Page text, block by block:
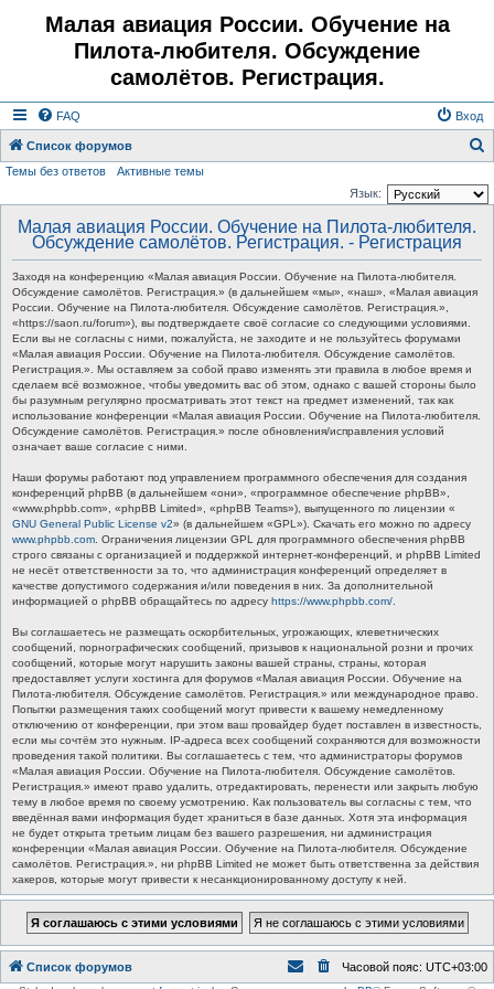
Малая авиация России. Обучение на
Пилота-любителя. Обсуждение
самолётов. Регистрация.
FAQ Вход
Список форумов
Темы без ответов
Активные темы
Язык:
Малая авиация России. Обучение на Пилота-любителя.
Обсуждение самолётов. Регистрация. - Регистрация
Заходя на конференцию «Малая авиация России. Обучение на Пилота-любителя.
Обсуждение самолётов. Регистрация.» (в дальнейшем «мы», «наш», «Малая авиация
России. Обучение на Пилота-любителя. Обсуждение самолётов. Регистрация.»,
«https://saon.ru/forum»), вы подтверждаете своё согласие со следующими условиями.
Если вы не согласны с ними, пожалуйста, не заходите и не пользуйтесь форумами
«Малая авиация России. Обучение на Пилота-любителя. Обсуждение самолётов.
Регистрация.». Мы оставляем за собой право изменять эти правила в любое время и
сделаем всё возможное, чтобы уведомить вас об этом, однако с вашей стороны было
бы разумным регулярно просматривать этот текст на предмет изменений, так как
использование конференции «Малая авиация России. Обучение на Пилота-любителя.
Обсуждение самолётов. Регистрация.» после обновления/исправления условий
означает ваше согласие с ними.
Наши форумы работают под управлением программного обеспечения для создания
конференций phpBB (в дальнейшем «они», «программное обеспечение phpBB»,
«www.phpbb.com», «phpBB Limited», «phpBB Teams»), выпущенного по лицензии «
GNU General Public License v2» (в дальнейшем «GPL»). Скачать его можно по адресу
www.phpbb.com . Ограничения лицензии GPL для программного обеспечения phpBB
строго связаны с организацией и поддержкой интернет-конференций, и phpBB Limited
не несёт ответственности за то, что администрация конференций определяет в
качестве допустимого содержания и/или поведения в них. За дополнительной
информацией о phpBB обращайтесь по адресу https://www.phpbb.com/
Вы соглашаетесь не размещать оскорбительных, угрожающих, клеветнических
сообщений, порнографических сообщений, призывов к национальной розни и прочих
сообщений, которые могут нарушить законы вашей страны, страны, которая
предоставляет услуги хостинга для форумов «Малая авиация России. Обучение на
Пилота-любителя. Обсуждение самолётов. Регистрация.» или международное право.
Попытки размещения таких сообщений могут привести к вашему немедленному
отключению от конференции, при этом ваш провайдер будет поставлен в известность,
если мы сочтём это нужным. IP-адреса всех сообщений сохраняются для возможности
проведения такой политики. Вы соглашаетесь с тем, что администраторы форумов
«Малая авиация России. Обучение на Пилота-любителя. Обсуждение самолётов.
Регистрация.» имеют право удалить, отредактировать, перенести или закрыть любую
тему в любое время по своему усмотрению. Как пользователь вы согласны с тем, что
введённая вами информация будет храниться в базе данных. Хотя эта информация
не будет открыта третьим лицам без вашего разрешения, ни администрация
конференции «Малая авиация России. Обучение на Пилота-любителя. Обсуждение
самолётов. Регистрация.», ни phpBB Limited не может быть ответственна за действия
хакеров, которые могут привести к несанкционированному доступу к ней.
Список форумов Часовой пояс: UTC+03:00